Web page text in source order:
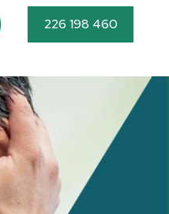
226 198 460